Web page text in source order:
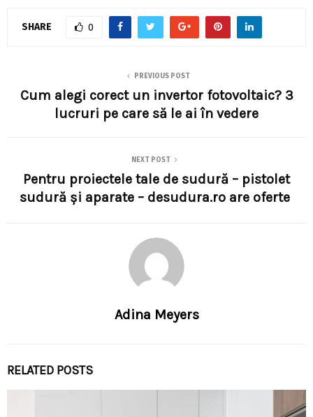
SHARE 0
PREVIOUS POST
Cum alegi corect un invertor fotovoltaic? 3
lucruri pe care să le ai în vedere
NEXT POST
Pentru proiectele tale de sudură – pistolet
sudură și aparate – desudura.ro are oferte
Adina Meyers
RELATED POSTS